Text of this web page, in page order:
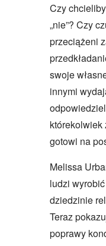
Czy
„nie”? Czy
przeciążeni
swoje
innymi
którekolwiek
gotowi na
Melissa
ludzi
dziedzinie
Teraz
poprawy